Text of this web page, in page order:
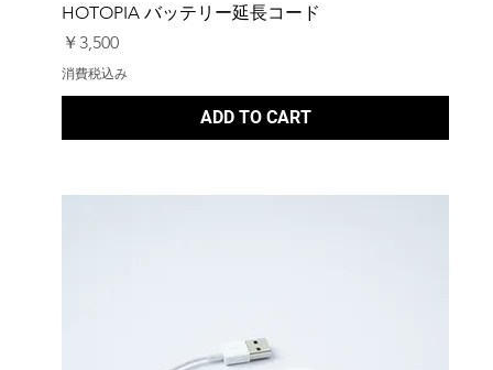
HOTOPIA バッテリー延長コード
価格
￥3,500
消費税込み
ADD TO CART